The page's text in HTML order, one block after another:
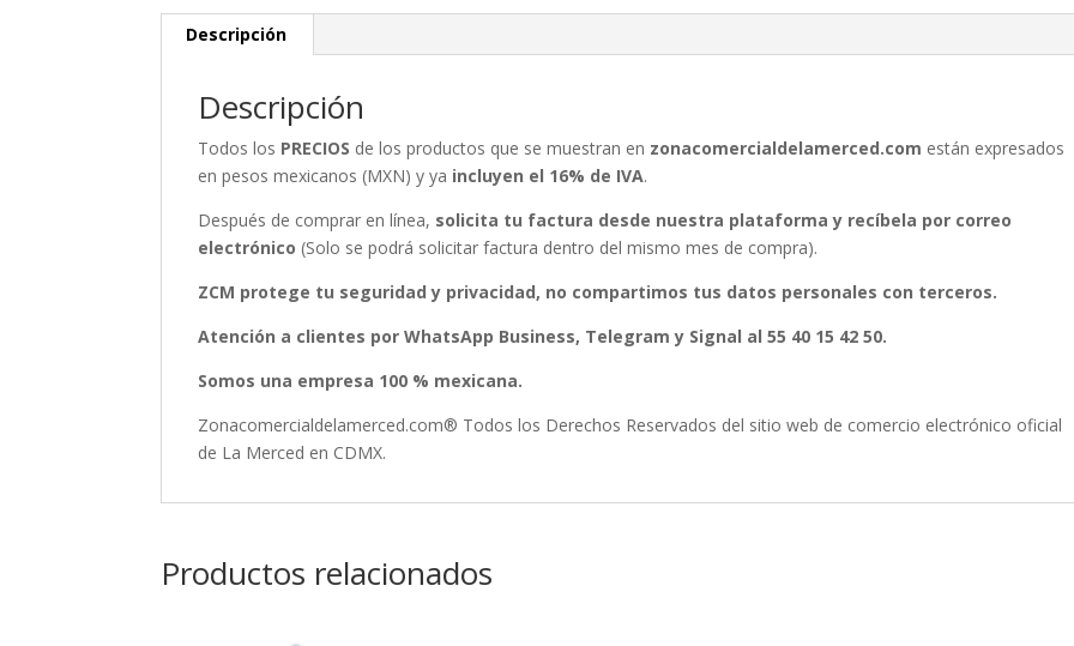
Descripción
Descripción
Todos los PRECIOS de los productos que se muestran en zonacomercialdelamerced.com están expresados
en pesos mexicanos (MXN) y ya incluyen el 16% de IVA.
Después de comprar en línea, solicita tu factura desde nuestra plataforma y recíbela por correo
electrónico (Solo se podrá solicitar factura dentro del mismo mes de compra).
ZCM protege tu seguridad y privacidad, no compartimos tus datos personales con terceros.
Atención a clientes por WhatsApp Business, Telegram y Signal al 55 40 15 42 50.
Somos una empresa 100 % mexicana.
Zonacomercialdelamerced.com® Todos los Derechos Reservados del sitio web de comercio electrónico oficial
de La Merced en CDMX.
Productos relacionados